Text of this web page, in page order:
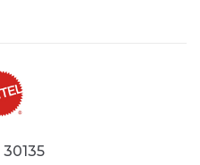
30135